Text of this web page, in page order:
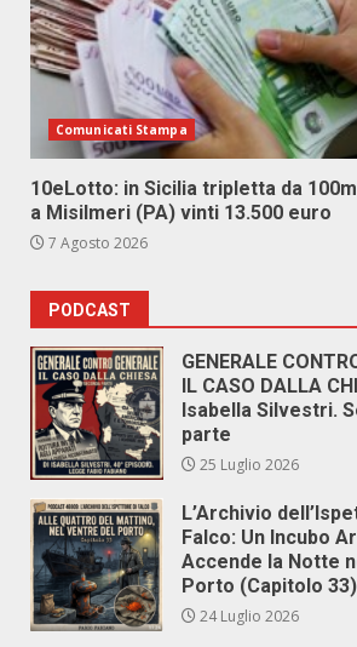
Comunicati Stampa
10eLotto: in Sicilia tripletta da
a Misilmeri (PA) vinti 13.500 euro
7 Agosto 2026
PODCAST
GENERALE
IL CASO DALLA
Isabella Silvestri.
parte
25 Luglio 2026
L’Archivio
Falco: Un Incubo
Accende la Notte
Porto (Capitolo 33)
24 Luglio 2026